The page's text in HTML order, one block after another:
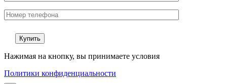
Нажимая на кнопку, вы принимаете условия
Политики конфиденциальности